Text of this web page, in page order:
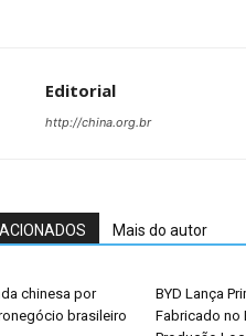
Editorial
http://china.org.br
Mais do autor
chinesa por
brasileiro
BYD Lança
Fabricado no